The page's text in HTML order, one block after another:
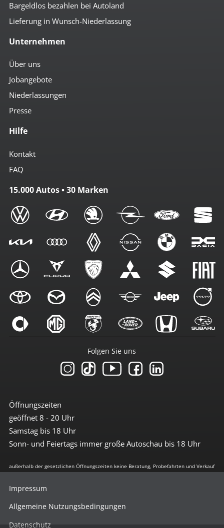
Bargeldlos bezahlen bei Autoland
Lieferung in Wunsch-Niederlassung
Unternehmen
Über uns
Jobangebote
Niederlassungen
Presse
Hilfe
Kontakt
FAQ
15.000 Autos • 30 Marken
Öffnungszeiten
geöffnet 8 - 20 Uhr
Samstag bis 18 Uhr
Sonn- und Feiertags immer große Autoschau bis 18 Uhr
Folgen Sie uns
außerhalb der gesetzlichen Öffnungszeiten keine Beratung, Probefahrten und Verkauf
Impressum
Allgemeine Nutzungsbedingungen
Datenschutz